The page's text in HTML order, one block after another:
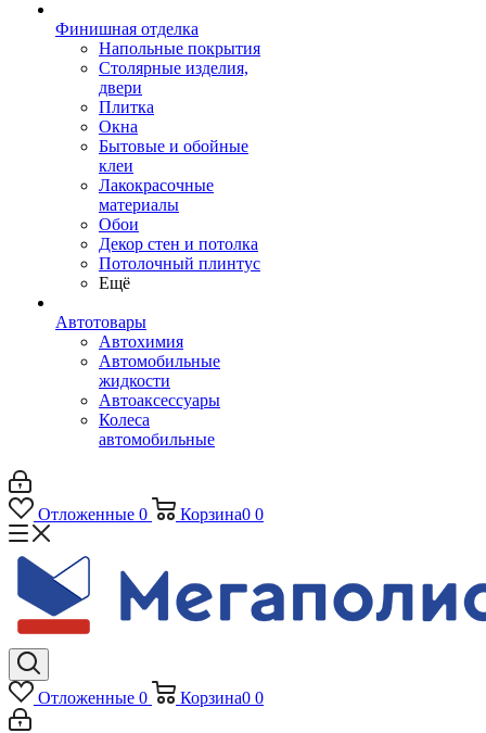
Финишная отделка
Напольные покрытия
Столярные изделия,
двери
Плитка
Окна
Бытовые и обойные
клеи
Лакокрасочные
материалы
Обои
Декор стен и потолка
Потолочный плинтус
Ещё
Автотовары
Автохимия
Автомобильные
жидкости
Автоаксессуары
Колеса
автомобильные
Отложенные 0 Корзина0 0
Отложенные 0 Корзина0 0